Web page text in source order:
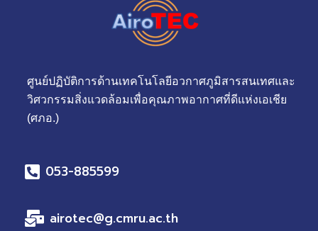
ศูนย์ปฏิบัติการด้านเทคโนโลยีอวกาศภูมิสารสนเทศและ
วิศวกรรมสิ่งแวดล้อมเพื่อคุณภาพอากาศที่ดีแห่งเอเชีย
(ศภอ.)
053-885599
airotec@g.cmru.ac.th